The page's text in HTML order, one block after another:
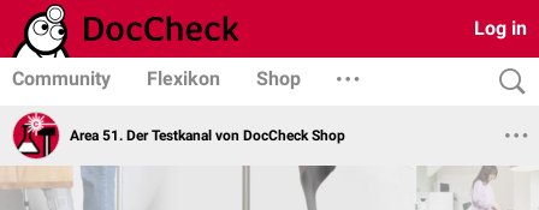
Log in
Community Flexikon Shop
Area 51. Der Testkanal von DocCheck Shop